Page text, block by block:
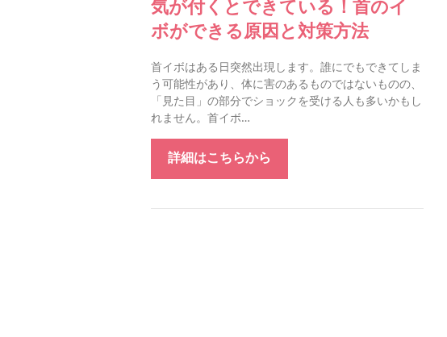
気が付くとできている！首のイ
ボができる原因と対策方法
首イボはある日突然出現します。誰にでもできてしま
う可能性があり、体に害のあるものではないものの、
「見た目」の部分でショックを受ける人も多いかもし
れません。首イボ…
詳細はこちらから